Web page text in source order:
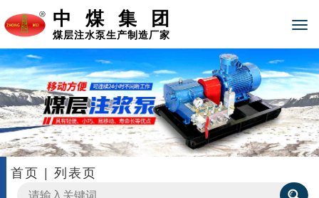
中煤集团
煤层注水泵生产制造厂家
首页 | 列表页